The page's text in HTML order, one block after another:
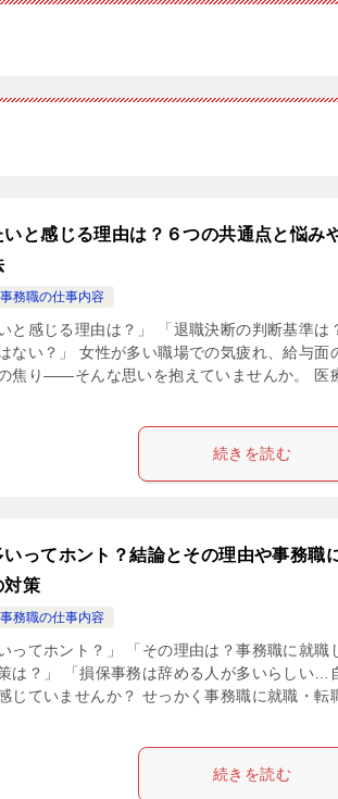
と感じる理由は？６つの共通点と悩み
事務職の仕事内容
と感じる理由は？」 「退職決断の判断基準は
ない？」 女性が多い職場での気疲れ、給与面
焦り——そんな思いを抱えていませんか。 医
続きを読む
ってホント？結論とその理由や事務職
対策
事務職の仕事内容
ってホント？」 「その理由は？事務職に就職
は？」 「損保事務は辞める人が多いらしい…
じていませんか？ せっかく事務職に就職・転
続きを読む